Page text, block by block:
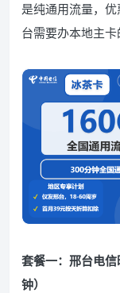
是纯通用流量，
台需要办本地主卡
套餐一：邢台电
钟）